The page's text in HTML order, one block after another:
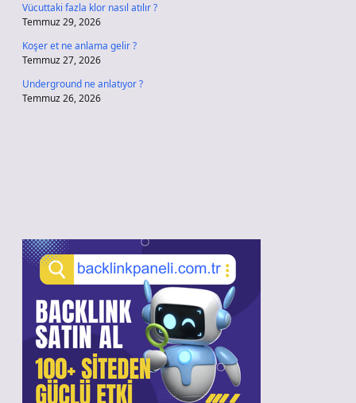
Vücuttaki fazla klor nasıl atılır ?
Temmuz 29, 2026
Koşer et ne anlama gelir ?
Temmuz 27, 2026
Underground ne anlatıyor ?
Temmuz 26, 2026